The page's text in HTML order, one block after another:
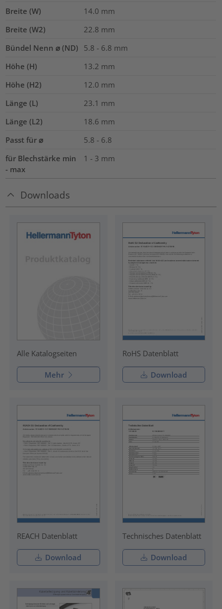
Breite (W)
14.0 mm
Breite (W2)
22.8 mm
Bündel Nenn ⌀ (ND)
5.8 - 6.8 mm
Höhe (H)
13.2 mm
Höhe (H2)
12.0 mm
Länge (L)
23.1 mm
Länge (L2)
18.6 mm
Passt für ⌀
5.8 - 6.8
für Blechstärke min
- max
1 - 3 mm
Downloads
Alle Katalogseiten
Mehr
RoHS Datenblatt
Download
REACH Datenblatt
Download
Technisches Datenblatt
Download